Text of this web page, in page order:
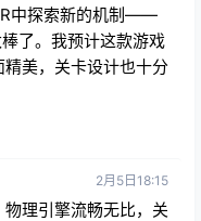
中探索新的机制——
了。我预计这款游戏
美，关卡设计也十分
2月5日18:15
物理引擎流畅无比，关